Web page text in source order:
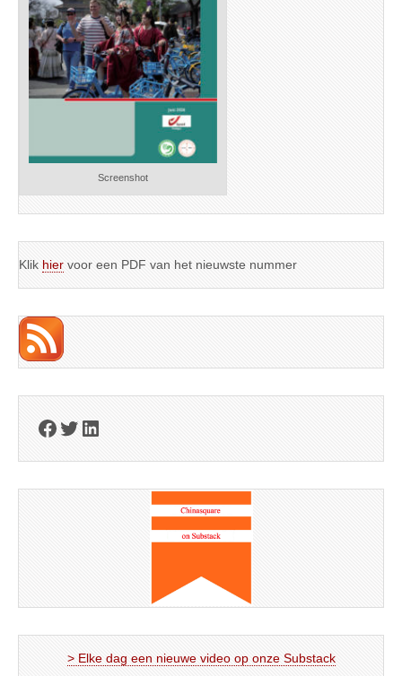
Screenshot
Klik hier voor een PDF van het nieuwste nummer
Facebook
Twitter
LinkedIn
> Elke dag een nieuwe video op onze Substack